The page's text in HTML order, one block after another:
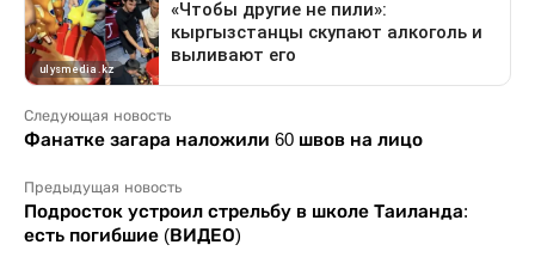
Следующая новость
Фанатке загара наложили 60 швов на лицо
Предыдущая новость
Подросток устроил стрельбу в школе Таиланда:
есть погибшие (ВИДЕО)